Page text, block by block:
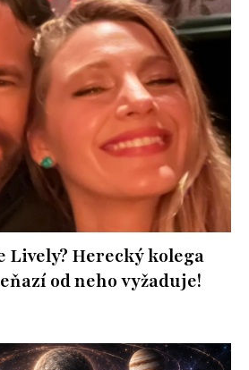
Lively? Herecký kolega
od neho vyžaduje!